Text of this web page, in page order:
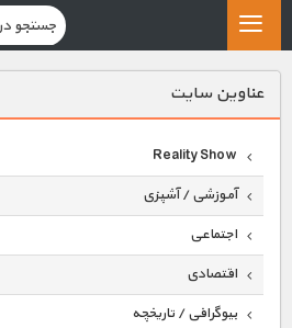
عناوين سايت
Reality Show
آموزشی / آشپزی
اجتماعی
اقتصادی
بیوگرافی / تاریخچه